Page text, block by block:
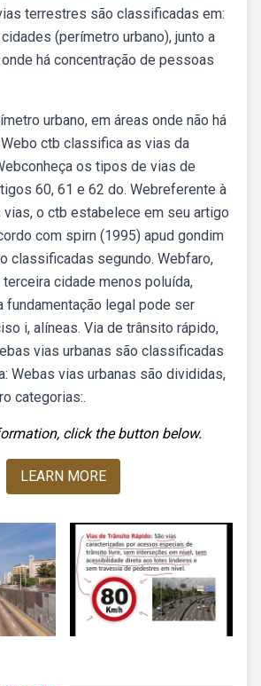
terrestres são classificadas em:
(perímetro urbano), junto a
há concentração de pessoas
urbano, em áreas onde não há
ctb classifica as vias da
os tipos de vias de
60, 61 e 62 do. Webreferente à
o ctb estabelece em seu artigo
com spirn (1995) apud gondim
classificadas segundo. Webfaro,
cidade menos poluída,
fundamentação legal pode ser
i, alíneas. Via de trânsito rápido,
vias urbanas são classificadas
Webas vias urbanas são divididas,
categorias:.
click the button below.
LEARN MORE